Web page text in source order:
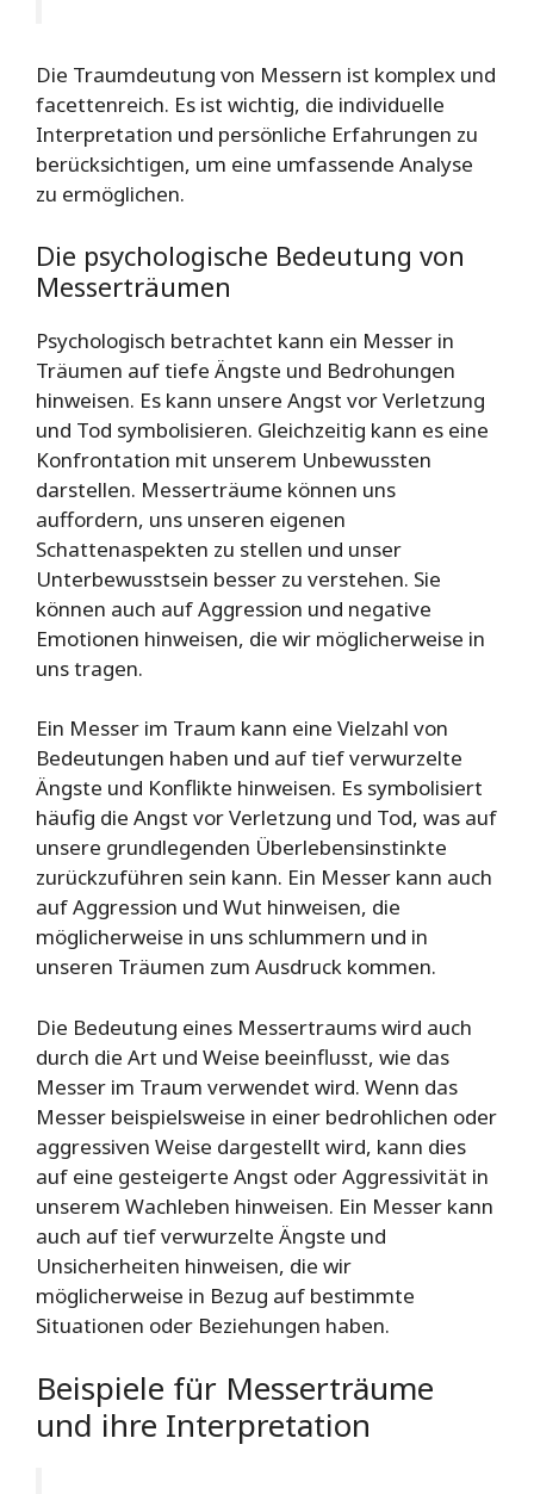
Die Traumdeutung von Messern ist komplex und
facettenreich. Es ist wichtig, die individuelle
Interpretation und persönliche Erfahrungen zu
berücksichtigen, um eine umfassende Analyse
zu ermöglichen.
Die psychologische Bedeutung von
Messerträumen
Psychologisch betrachtet kann ein Messer in
Träumen auf tiefe Ängste und Bedrohungen
hinweisen. Es kann unsere Angst vor Verletzung
und Tod symbolisieren. Gleichzeitig kann es eine
Konfrontation mit unserem Unbewussten
darstellen. Messerträume können uns
auffordern, uns unseren eigenen
Schattenaspekten zu stellen und unser
Unterbewusstsein besser zu verstehen. Sie
können auch auf Aggression und negative
Emotionen hinweisen, die wir möglicherweise in
uns tragen.
Ein Messer im Traum kann eine Vielzahl von
Bedeutungen haben und auf tief verwurzelte
Ängste und Konflikte hinweisen. Es symbolisiert
häufig die Angst vor Verletzung und Tod, was auf
unsere grundlegenden Überlebensinstinkte
zurückzuführen sein kann. Ein Messer kann auch
auf Aggression und Wut hinweisen, die
möglicherweise in uns schlummern und in
unseren Träumen zum Ausdruck kommen.
Die Bedeutung eines Messertraums wird auch
durch die Art und Weise beeinflusst, wie das
Messer im Traum verwendet wird. Wenn das
Messer beispielsweise in einer bedrohlichen oder
aggressiven Weise dargestellt wird, kann dies
auf eine gesteigerte Angst oder Aggressivität in
unserem Wachleben hinweisen. Ein Messer kann
auch auf tief verwurzelte Ängste und
Unsicherheiten hinweisen, die wir
möglicherweise in Bezug auf bestimmte
Situationen oder Beziehungen haben.
Beispiele für Messerträume
und ihre Interpretation